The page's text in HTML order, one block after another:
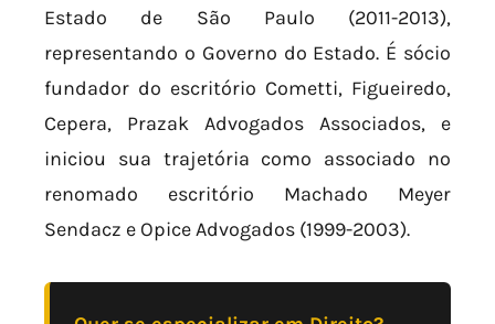
Estado de São Paulo (2011-2013),
representando o Governo do Estado. É sócio
fundador do escritório Cometti, Figueiredo,
Cepera, Prazak Advogados Associados, e
iniciou sua trajetória como associado no
renomado escritório Machado Meyer
Sendacz e Opice Advogados (1999-2003).